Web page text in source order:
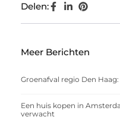
Delen:
Meer Berichten
Groenafval regio Den
Een huis kopen in
verwacht